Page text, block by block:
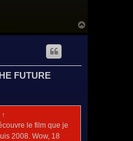
FUTURE
↑
le film que je
2008. Wow, 18